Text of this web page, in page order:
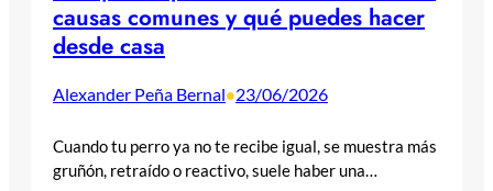
causas comunes y qué puedes hacer
desde casa
Alexander Peña Bernal•23/06/2026
Cuando tu perro ya no te recibe igual, se muestra más
gruñón, retraído o reactivo, suele haber una…